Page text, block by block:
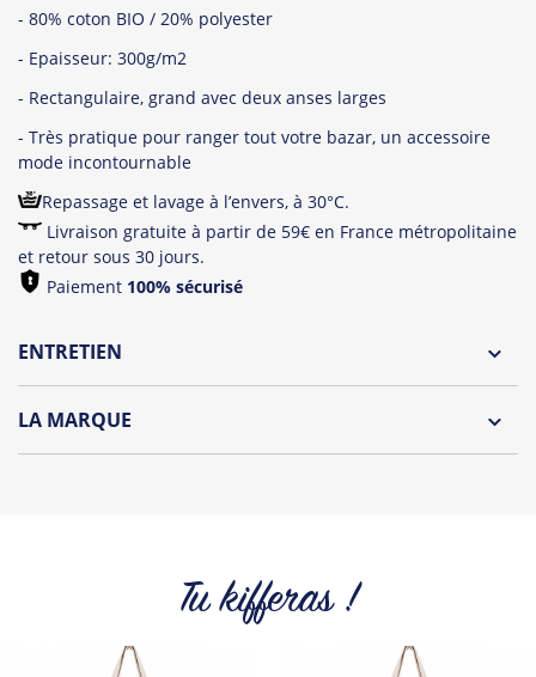
- 80% coton BIO / 20% polyester
- Epaisseur: 300g/m2
- Rectangulaire, grand avec deux anses larges
- Très pratique pour ranger tout votre bazar, un accessoire
mode incontournable
Repassage et lavage à l’envers, à 30°C.
Livraison gratuite à partir de 59€ en France métropolitaine
et retour sous 30 jours.
Paiement 100% sécurisé
ENTRETIEN
LA MARQUE
Tu kifferas !